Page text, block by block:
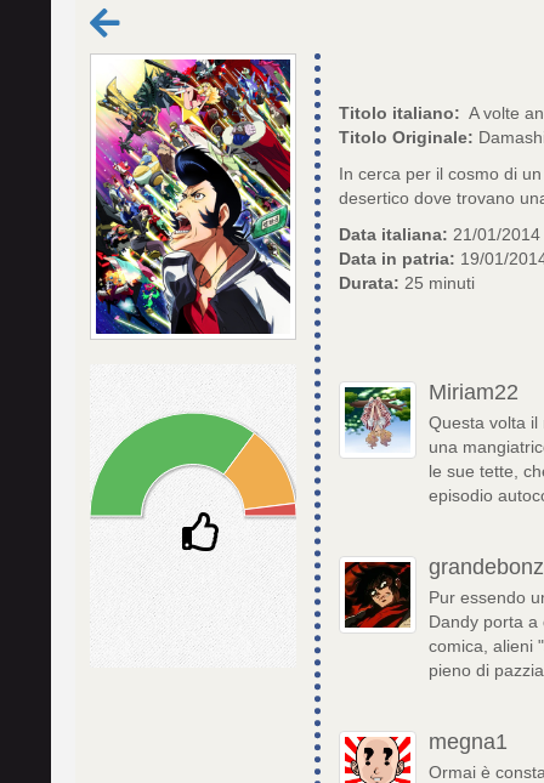
Titolo italiano: A volte
Titolo Originale:
In cerca per il cosmo di
desertico dove trovano
Data italiana: 21/01/2014
Data in patria: 19/01/
Durata: 25 minuti
Miriam22
Questa volta il
una
le sue tette,
episodio
Pur essendo
Dandy porta a
comica, alieni
pieno di
megna1
Ormai è